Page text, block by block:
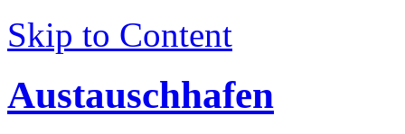
Skip to Content
Austauschhafen